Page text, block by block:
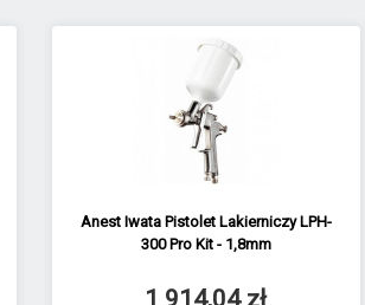
Anest Iwata Pistolet Lakierniczy LPH-
300 Pro Kit - 1,8mm
1 914,04 zł